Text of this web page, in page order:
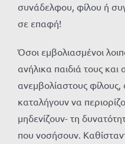
συνάδελφου, φίλου ή
σε επαφή!
Όσοι εμβολιασμένοι
ανήλικα παιδιά τους
ανεμβολίαστους
καταλήγουν να
μηδενίζουν- τη
που νοσήσουν.